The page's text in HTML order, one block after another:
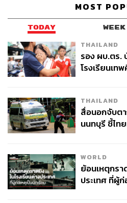
ชำเราผู้เยาว์ แม้ว่าจะได้รับโทษป
ยังคงชดใช้ความผิดอยู่ในคุก เพร
ดังกล่าวไปแล้ว
วันที่ตำรวจบุกค้นบ้านของยูยองช
การ์ตูนที่บ่งบอกว่าเขารู้ดีว่าตัวเอ
อาชีพมาก จนตำรวจคนหนึ่งบอกว่
แวดล้อมที่ดีกว่านี้ก็อาจจะกลายเ
MOST
TODAY WEEK
THAILAND
รอง ผบ.ตร.
โรงเรียนเท
THAILAND
สื่อนอกจับต
นนทบุรี ชี้ไท
WORLD
ย้อนเหตุกรา
ประเทศ ที่ผู้